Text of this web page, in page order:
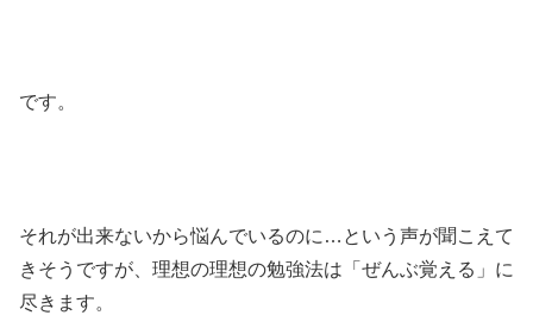
です。
それが出来ないから悩んでいるのに…という声が聞こえて
きそうですが、理想の理想の勉強法は「ぜんぶ覚える」に
尽きます。